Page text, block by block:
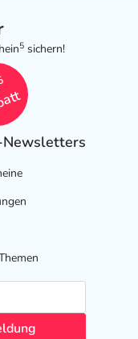
5 sichern!
Newsletters